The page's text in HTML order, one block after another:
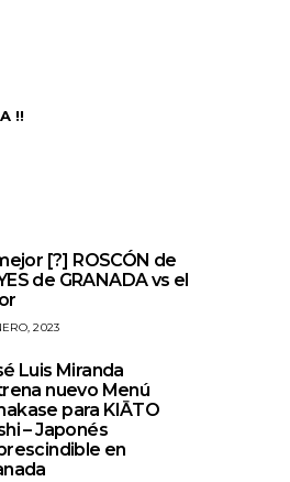
!!
[?] ROSCÓN de
de GRANADA vs el
2023
Luis Miranda
nuevo Menú
para KIĀTO
– Japonés
en